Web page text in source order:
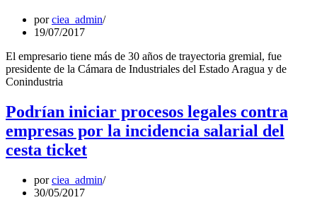
porciea_admin
19/07/2017
El empresario tiene más de 30 años de trayectoria gremial, fue
presidente de la Cámara de Industriales del Estado Aragua y de
Conindustria
Podrían iniciar procesos legales contra
empresas por la incidencia salarial del
cesta ticket
porciea_admin
30/05/2017